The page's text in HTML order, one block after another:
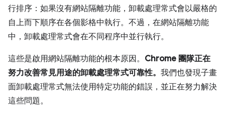
行排序：如果沒有網站隔離功能，卸載處理常式會以嚴格的
自上而下順序在各個影格中執行。不過，在網站隔離功能
中，卸載處理常式會在不同程序中並行執行。
這些是啟用網站隔離功能的根本原因。 Chrome 團隊正在
努力改善常見用途的卸載處理常式可靠性。 我們也發現子畫
面卸載處理常式無法使用特定功能的錯誤，並正在努力解決
這些問題。